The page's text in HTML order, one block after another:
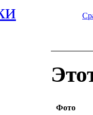
Фото